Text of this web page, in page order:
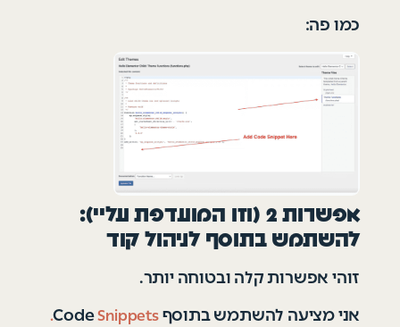
כמו פה:
אפשרות 2 (וזו המועדפת עליי):
להשתמש בתוסף לניהול קוד
זוהי אפשרות קלה ובטוחה יותר.
אני מציעה להשתמש בתוסף CodeSnippets.